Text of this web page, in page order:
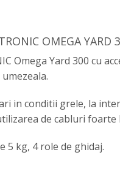
OMEGA YARD
Omega Yard 300 cu
in conditii grele, la
de cabluri foarte
5 kg, 4 role de ghidaj.